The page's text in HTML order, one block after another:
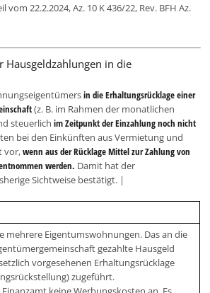
vom 22.2.2024, Az. 10 K 436/22, Rev. BFH Az.
Hausgeldzahlungen in die
in die Erhaltungsrücklage einer
(z. B. im Rahmen der monatlichen
steuerlich im Zeitpunkt der Einzahlung noch nicht
bei den Einkünften aus Vermietung und
vor,wenn aus der Rücklage Mittel zur Zahlung von
werden. Damit hat der
Sichtweise bestätigt. |
mehrere Eigentumswohnungen. Das an die
gezahlte Hausgeld
vorgesehenen Erhaltungsrücklage
zugeführt.